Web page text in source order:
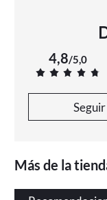
4,8/5,0
Seguir
Más de la